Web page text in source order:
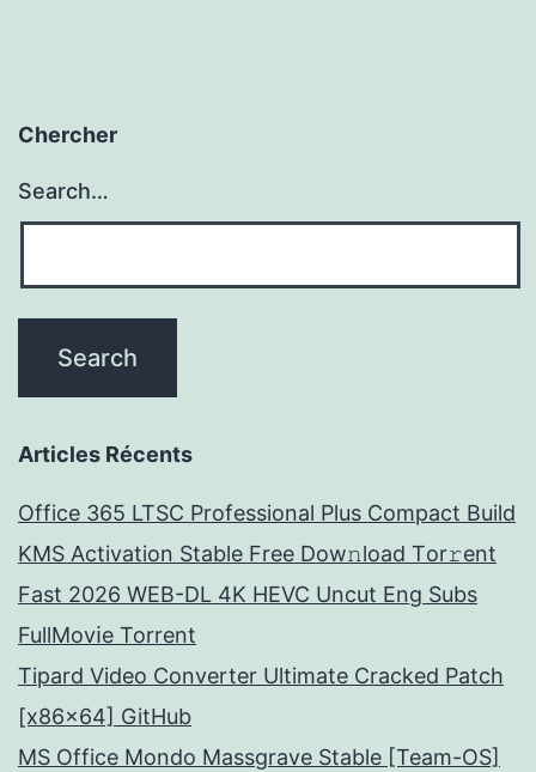
Chercher
Search…
Articles Récents
Office 365 LTSC Professional Plus Compact Build
KMS Activation Stable Frее Dow𝚗load Tоr𝚛ent
Fast 2026 WEB-DL 4K HEVC Uncut Eng Subs
FullMov𝗂e Torrent
Tipard Video Converter Ultimate Cracked Patch
[x86x64] GitHub
MS Office Mondo Massgrave Stable [Team-OS]